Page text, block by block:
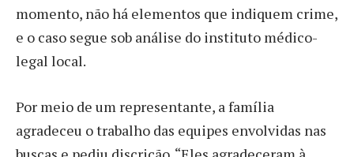
momento, não há elementos que indiquem crime,
e o caso segue sob análise do instituto médico-
legal local.
Por meio de um representante, a família
agradeceu o trabalho das equipes envolvidas nas